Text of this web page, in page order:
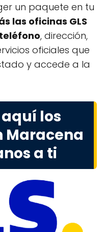
un paquete en tu
las oficinas GLS
, dirección,
oficiales que
y accede a la
los
Maracena
a ti